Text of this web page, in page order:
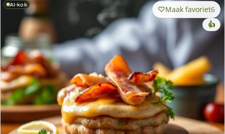
AI-kok Maak favoriet6
👍